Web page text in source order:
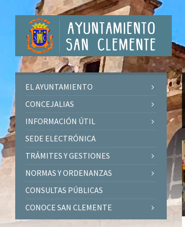
EL AYUNTAMIENTO
CONCEJALIAS
INFORMACIÓN ÚTIL
SEDE ELECTRÓNICA
TRÁMITES Y GESTIONES
NORMAS Y ORDENANZAS
CONSULTAS PÚBLICAS
CONOCE SAN CLEMENTE